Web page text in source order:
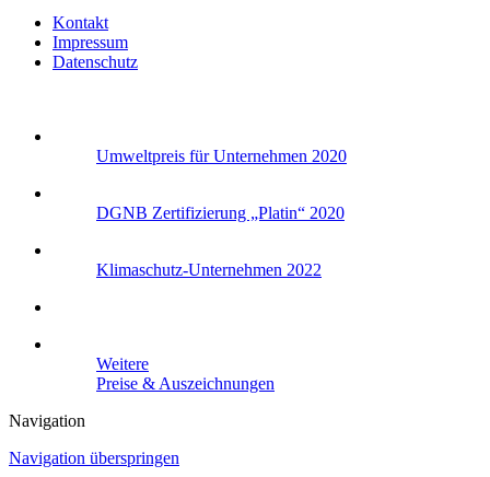
Kontakt
Impressum
Datenschutz
Umweltpreis für Unternehmen 2020
DGNB Zertifizierung „Platin“ 2020
Klimaschutz-Unternehmen 2022
Weitere
Preise & Auszeichnungen
Navigation
Navigation überspringen